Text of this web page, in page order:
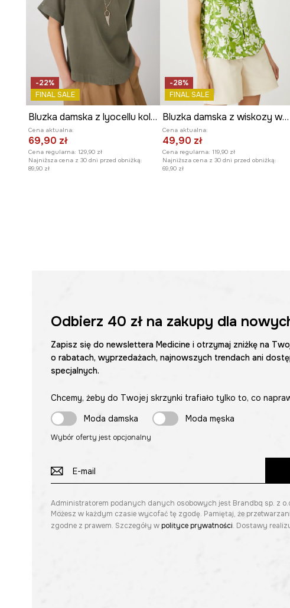
-22%
FINAL SALE
Bluzka damska z lyocellu kolor zielony
Cena aktualna:
69,90 zł
Cena regularna: 129,90 zł
Najniższa cena z 30 dni przed obniżką:
89,90 zł
-28%
FINAL SALE
Bluzka damska z wiskozy wzorzysta kolor zielony
Cena aktualna:
49,90 zł
Cena regularna: 119,90 zł
Najniższa cena z 30 dni przed obniżką:
69,90 zł
Odbierz 40 złna zakupy dla
Zapisz się do newslettera Medicine i otrzymaj zniżkę na
o rabatach, wyprzedażach, najnowszych trendach ani
specjalnych.
Chcemy, żeby do Twojej skrzynki trafiało tylko to, co
Moda damska
Moda męska
Wybór oferty jest opcjonalny
Administratorem podanych danych osobowych jest Brandbq sp. z
Możesz w każdym czasie wycofać tę zgodę. Pamiętaj, że
zgodne z prawem. Szczegóły w polityce prywatności. Dostawy